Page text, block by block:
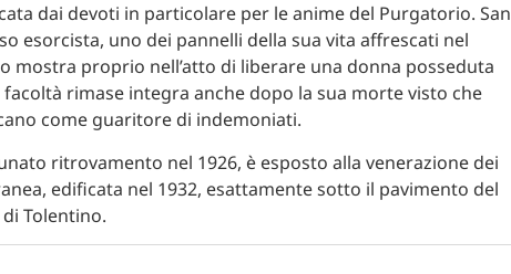
dai devoti in particolare per le anime del Purgatorio. San
esorcista, uno dei pannelli della sua vita affrescati nel
mostra proprio nell’atto di liberare una donna posseduta
rimase integra anche dopo la sua morte visto che
come guaritore di indemoniati.
ritrovamento nel 1926, è esposto alla venerazione dei
edificata nel 1932, esattamente sotto il pavimento del
Tolentino.